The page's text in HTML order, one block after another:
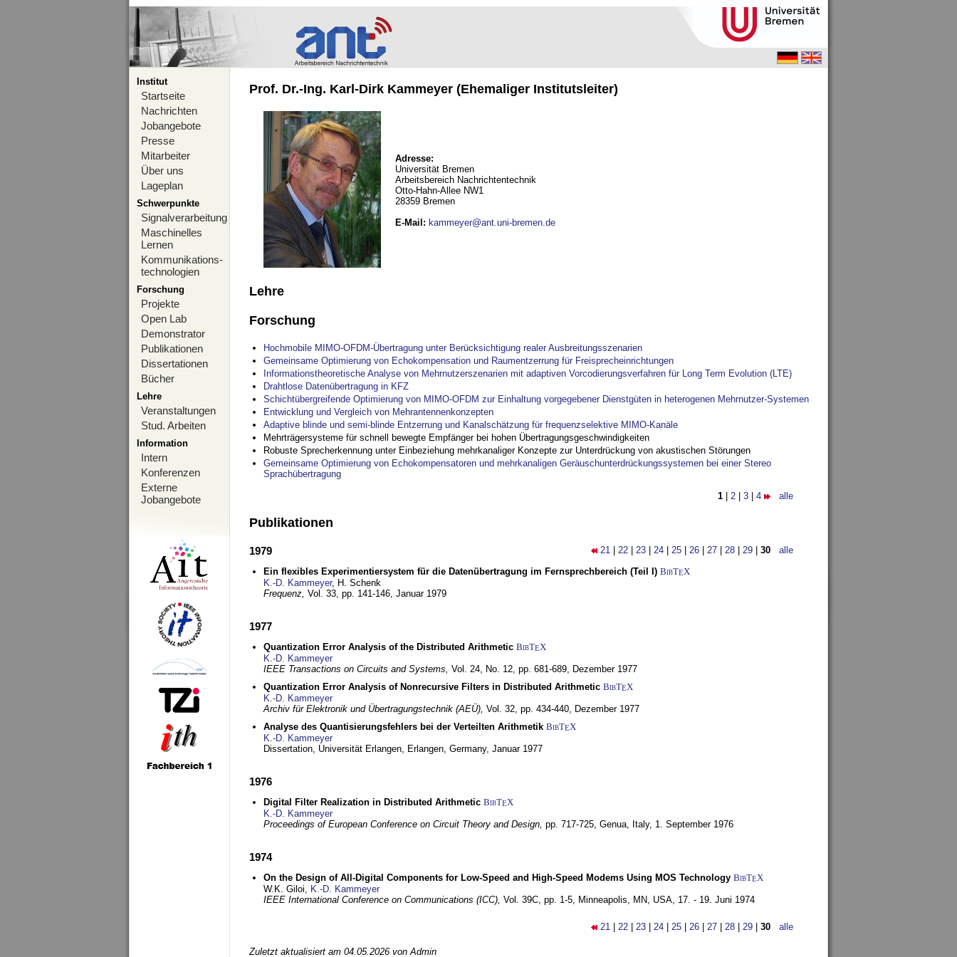
Institut
Startseite
Nachrichten
Jobangebote
Presse
Mitarbeiter
Über uns
Lageplan
Schwerpunkte
Signalverarbeitung
Maschinelles
Lernen
Kommunikations-
technologien
Forschung
Projekte
Open Lab
Demonstrator
Publikationen
Dissertationen
Bücher
Lehre
Veranstaltungen
Stud. Arbeiten
Information
Intern
Konferenzen
Externe
Jobangebote
Prof. Dr.-Ing. Karl-Dirk Kammeyer (Ehemaliger Institutsleiter)
Adresse:
Universität Bremen
Arbeitsbereich Nachrichtentechnik
Otto-Hahn-Allee NW1
28359 Bremen
E-Mail : kammeyer@ant.uni-bremen.de
Lehre
Forschung
Hochmobile MIMO-OFDM-Übertragung unter Berücksichtigung realer Ausbreitungsszenarien
Gemeinsame Optimierung von Echokompensation und Raumentzerrung für Freisprecheinrichtungen
Informationstheoretische Analyse von Mehrnutzerszenarien mit adaptiven Vorcodierungsverfahren für Long Term Evolution (LTE)
Drahtlose Datenübertragung in KFZ
Schichtübergreifende Optimierung von MIMO-OFDM zur Einhaltung vorgegebener Dienstgüten in heterogenen Mehrnutzer-Systemen
Entwicklung und Vergleich von Mehrantennenkonzepten
Adaptive blinde und semi-blinde Entzerrung und Kanalschätzung für frequenzselektive MIMO-Kanäle
Mehrträgersysteme für schnell bewegte Empfänger bei hohen Übertragungsgeschwindigkeiten
Robuste Sprecherkennung unter Einbeziehung mehrkanaliger Konzepte zur Unterdrückung von akustischen Störungen
Gemeinsame Optimierung von Echokompensatoren und mehrkanaligen Geräuschunterdrückungssystemen bei einer Stereo
Sprachübertragung
1 2 3 4 alle
Publikationen
21 22 23 24 25 26 27 28 29 30 alle
1979
Ein flexibles Experimentiersystem für die Datenübertragung im Fernsprechbereich (Teil I) BibTEX
K.-D. Kammeyer, H. Schenk
Frequenz, Vol. 33, pp. 141-146, Januar 1979
1977
Quantization Error Analysis of the Distributed Arithmetic BibTEX
K.-D. Kammeyer
IEEE Transactions on Circuits and Systems, Vol. 24, No. 12, pp. 681-689, Dezember 1977
Quantization Error Analysis of Nonrecursive Filters in Distributed Arithmetic BibTEX
K.-D. Kammeyer
Archiv für Elektronik und Übertragungstechnik (AEÜ), Vol. 32, pp. 434-440, Dezember 1977
Analyse des Quantisierungsfehlers bei der Verteilten Arithmetik BibTEX
K.-D. Kammeyer
Dissertation, Universität Erlangen, Erlangen, Germany, Januar 1977
1976
Digital Filter Realization in Distributed Arithmetic BibTEX
K.-D. Kammeyer
Proceedings of European Conference on Circuit Theory and Design, pp. 717-725, Genua, Italy, 1. September 1976
1974
On the Design of All-Digital Components for Low-Speed and High-Speed Modems Using MOS Technology BibTEX
W.K. Giloi, K.-D. Kammeyer
IEEE International Conference on Communications (ICC), Vol. 39C, pp. 1-5, Minneapolis, MN, USA, 17. - 19. Juni 1974
21 22 23 24 25 26 27 28 29 30 alle
Zuletzt aktualisiert am 04.05.2026 von Admin